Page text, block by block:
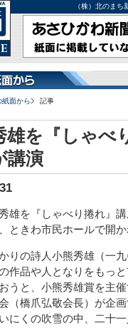
（株）北のま
紙面から 記事
雄を『しゃべ
講演
雄を『しゃべり捲れ』講
ときわ市民ホールで開か
りの詩人小熊秀雄（一九
作品や人となりをもっ
うと、小熊秀雄賞を主
（橋爪弘敬会長）が企
にくの吹雪の中、二十一